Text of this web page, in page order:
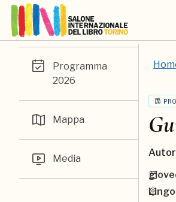
Programma
2026
Mappa
Media